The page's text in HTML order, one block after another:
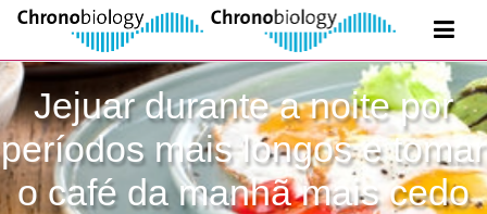
Jejuar durante a noite por
períodos mais longos e tomar
o café da manhã mais cedo